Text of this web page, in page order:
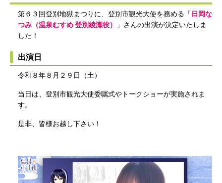
第６３回登別地獄まつりに、登別市観光大使を務める「日岡な
つみ（温泉むすめ 登別綾瀬役）
」さんの出演が決定いたしま
した！
出演日
令和８年８月２９日（土）
当日は、登別市観光大使委嘱式やトークショーが実施されま
す。
是非、皆様お越し下さい！